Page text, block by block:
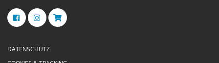
DATENSCHUTZ